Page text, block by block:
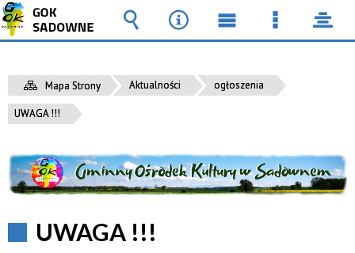
Mapa Strony Aktualności ogłoszenia
UWAGA !!!
UWAGA !!!
Wyszukiwarka
Narzędzia
MenuMenu